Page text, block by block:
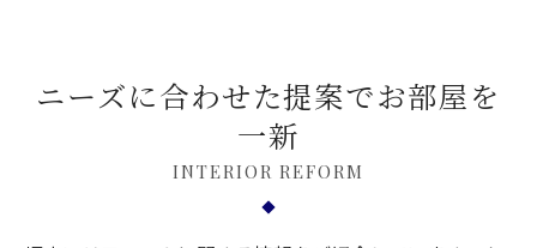
ニーズに合わせた提案でお部屋を
一新
INTERIOR REFORM